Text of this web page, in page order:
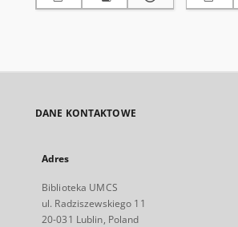
DANE KONTAKTOWE
Adres
Biblioteka UMCS
ul. Radziszewskiego 11
20-031 Lublin, Poland